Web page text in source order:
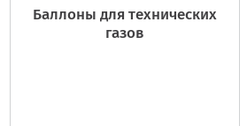
Баллоны для технических
газов